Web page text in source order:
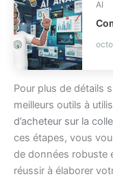
AI
Pour plus de détails
meilleurs outils à
d’acheteur sur la
ces étapes, vous
de données robuste
réussir à élaborer